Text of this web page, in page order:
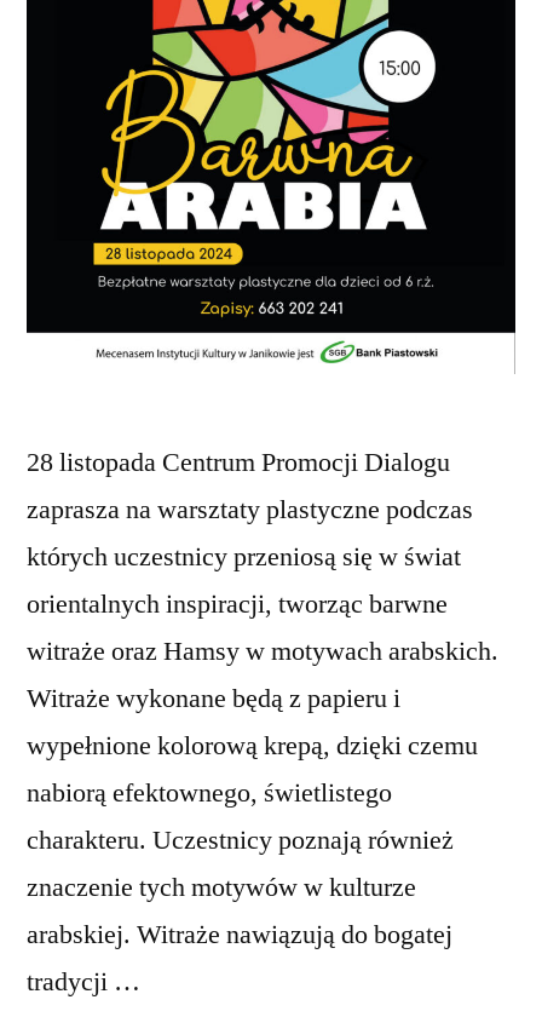
28 listopada Centrum Promocji Dialogu
zaprasza na warsztaty plastyczne podczas
których uczestnicy przeniosą się w świat
orientalnych inspiracji, tworząc barwne
witraże oraz Hamsy w motywach arabskich.
Witraże wykonane będą z papieru i
wypełnione kolorową krepą, dzięki czemu
nabiorą efektownego, świetlistego
charakteru. Uczestnicy poznają również
znaczenie tych motywów w kulturze
arabskiej. Witraże nawiązują do bogatej
tradycji …